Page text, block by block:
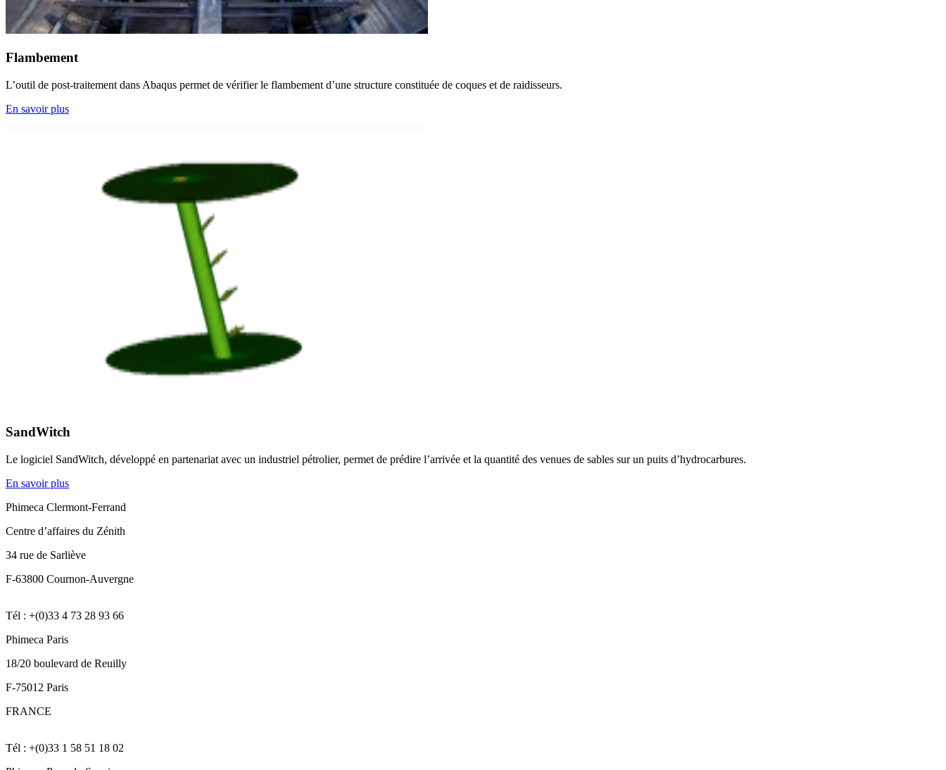
Flambement
L’outil de post-traitement dans Abaqus permet de vérifier le flambement d’une structure constituée de coques et de raidisseurs.
En savoir plus
SandWitch
Le logiciel SandWitch, développé en partenariat avec un industriel pétrolier, permet de prédire l’arrivée et la quantité des venues de sables sur un puits d’hydrocarbures.
En savoir plus
Phimeca Clermont-Ferrand
Centre d’affaires du Zénith
34 rue de Sarliève
F-63800 Cournon-Auvergne
Tél : +(0)33 4 73 28 93 66
Phimeca Paris
18/20 boulevard de Reuilly
F-75012 Paris
FRANCE
Tél : +(0)33 1 58 51 18 02